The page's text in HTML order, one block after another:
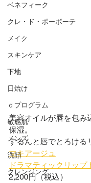
ベネフィーク
クレ・ド・ポーボーテ
メイク
スキンケア
下地
日焼け
ｄプログラム
敏感肌
メンズ
洗顔
クレンジング
美容オイルが唇を包み
保湿。
するんと唇でとろける
マキアージュ
ドラマティックリップ
2,200円（税込）